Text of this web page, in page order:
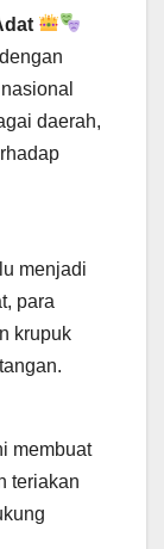
daerah,
menjadi
para
krupuk
membuat
teriakan